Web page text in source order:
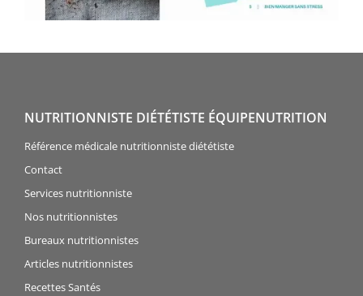
NUTRITIONNISTE DIÉTÉTISTE ÉQUIPENUTRITION
Référence médicale nutritionniste diététiste
Contact
Services nutritionniste
Nos nutritionnistes
Bureaux nutritionnistes
Articles nutritionnistes
Recettes Santés